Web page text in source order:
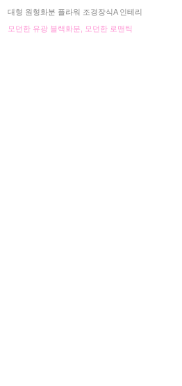
대형 원형화분 플라워 조경장식A 인테리
모던한 유광 블랙화분, 모던한 로맨틱